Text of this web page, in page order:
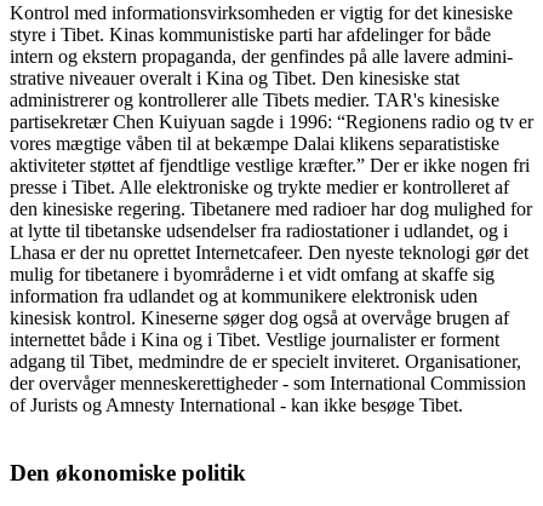
Kontrol med informationsvirksomheden er vigtig for det kinesiske
styre i Tibet. Kinas kommunistiske parti har afdelinger for både
intern og ekstern propaganda, der genfindes på alle lavere admini-
strative niveauer overalt i Kina og Tibet. Den kinesiske stat
administrerer og kontrollerer alle Tibets medier. TAR's kinesiske
partisekretær Chen Kuiyuan sagde i 1996: “Regionens radio og tv er
vores mægtige våben til at bekæmpe Dalai klikens separatistiske
aktiviteter støttet af fjendtlige vestlige kræfter.” Der er ikke nogen fri
presse i Tibet. Alle elektroniske og trykte medier er kontrolleret af
den kinesiske regering. Tibetanere med radioer har dog mulighed for
at lytte til tibetanske udsendelser fra radiostationer i udlandet, og i
Lhasa er der nu oprettet Internetcafeer. Den nyeste teknologi gør det
mulig for tibetanere i byområderne i et vidt omfang at skaffe sig
information fra udlandet og at kommunikere elektronisk uden
kinesisk kontrol. Kineserne søger dog også at overvåge brugen af
internettet både i Kina og i Tibet. Vestlige journalister er forment
adgang til Tibet, medmindre de er specielt inviteret. Organisationer,
der overvåger menneskerettigheder - som International Commission
of Jurists og Amnesty International - kan ikke besøge Tibet.
Den økonomiske politik